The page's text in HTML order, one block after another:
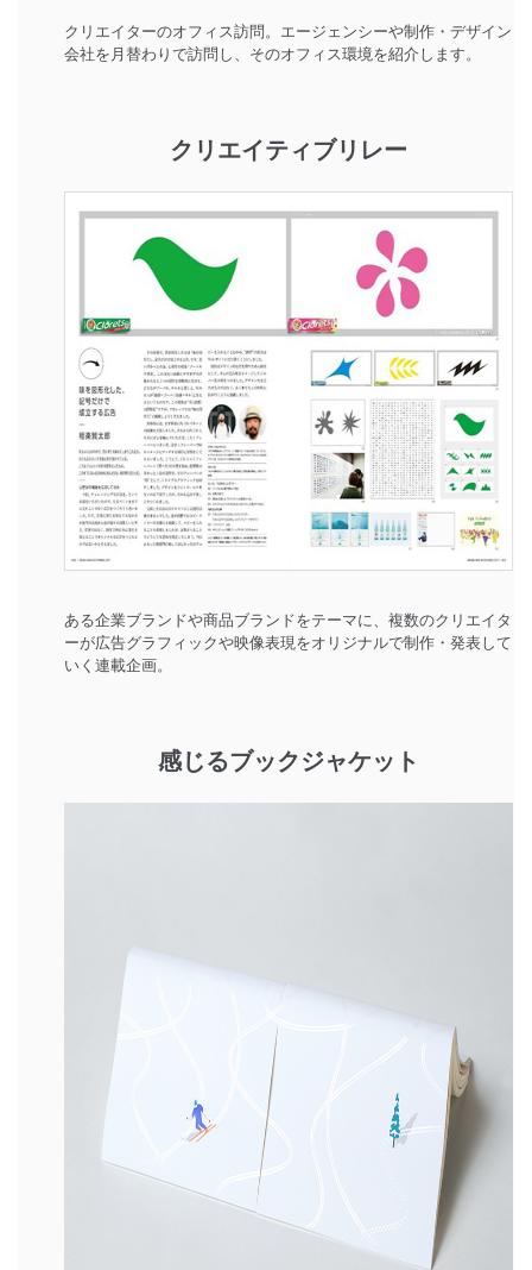
クリエイターのオフィス訪問。エージェンシーや制作・デザイン
会社を月替わりで訪問し、そのオフィス環境を紹介します。
クリエイティブリレー
ある企業ブランドや商品ブランドをテーマに、複数のクリエイタ
ーが広告グラフィックや映像表現をオリジナルで制作・発表して
いく連載企画。
感じるブックジャケット